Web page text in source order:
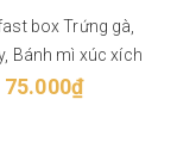
box Trứng gà,
Bánh mì xúc xích
75.000₫